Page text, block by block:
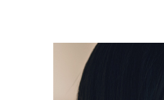
ガバナンス・コード
ハラスメント防止
数理・データサイエンス・AI教育